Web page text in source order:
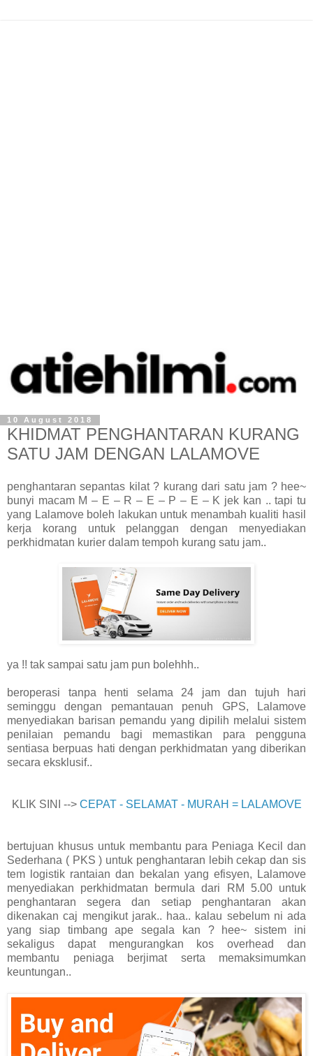
10 August 2018
KHIDMAT PENGHANTARAN KURANG
SATU JAM DENGAN LALAMOVE
penghantaran sepantas kilat ? kurang dari satu jam ? hee~
bunyi macam M – E – R – E – P – E – K jek kan .. tapi tu
yang Lalamove boleh lakukan untuk menambah kualiti hasil
kerja korang untuk pelanggan dengan menyediakan
perkhidmatan kurier dalam tempoh kurang satu jam..
ya !! tak sampai satu jam pun bolehhh..
beroperasi tanpa henti selama 24 jam dan tujuh hari
seminggu dengan pemantauan penuh GPS, Lalamove
menyediakan barisan pemandu yang dipilih melalui sistem
penilaian pemandu bagi memastikan para pengguna
sentiasa berpuas hati dengan perkhidmatan yang diberikan
secara eksklusif..
KLIK SINI --> CEPAT - SELAMAT - MURAH = LALAMOVE
bertujuan khusus untuk membantu para Peniaga Kecil dan
Sederhana ( PKS ) untuk penghantaran lebih cekap dan sis
tem logistik rantaian dan bekalan yang efisyen, Lalamove
menyediakan perkhidmatan bermula dari RM 5.00 untuk
penghantaran segera dan setiap penghantaran akan
dikenakan caj mengikut jarak.. haa.. kalau sebelum ni ada
yang siap timbang ape segala kan ? hee~ sistem ini
sekaligus dapat mengurangkan kos overhead dan
membantu peniaga berjimat serta memaksimumkan
keuntungan..